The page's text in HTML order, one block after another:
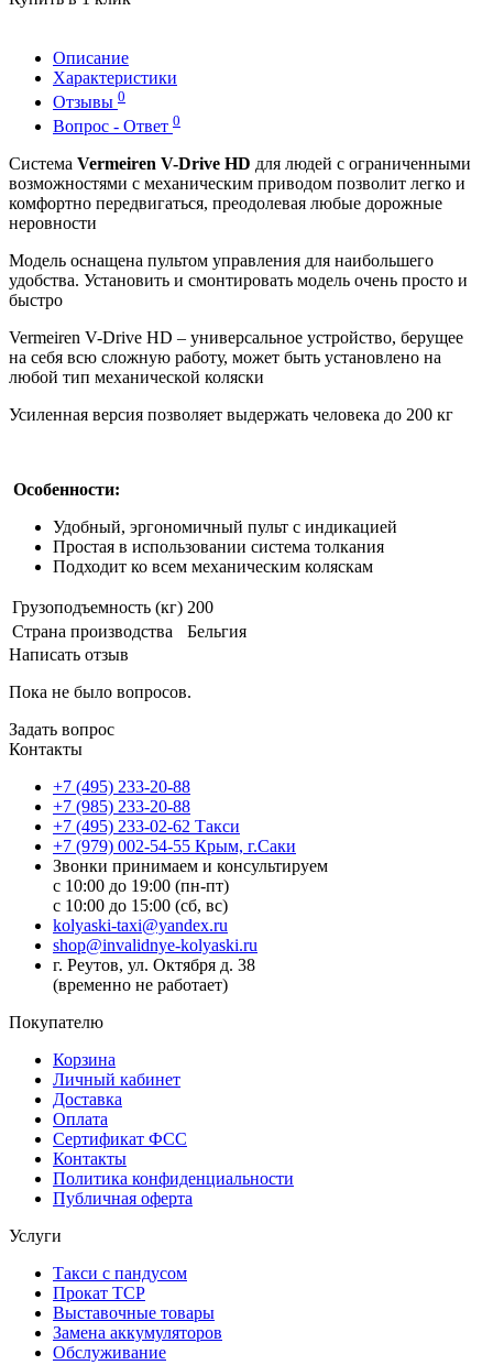
Описание
Характеристики
Отзывы 0
Вопрос - Ответ 0
Система Vermeiren V-Drive HD для людей с ограниченными
возможностями с механическим приводом позволит легко и
комфортно передвигаться, преодолевая любые дорожные
неровности
Модель оснащена пультом управления для наибольшего
удобства. Установить и смонтировать модель очень просто и
быстро
Vermeiren V-Drive HD – универсальное устройство, берущее
на себя всю сложную работу, может быть установлено на
любой тип механической коляски
Усиленная версия позволяет выдержать человека до 200 кг
Особенности:
Удобный, эргономичный пульт с индикацией
Простая в использовании система толкания
Подходит ко всем механическим коляскам
Грузоподъемность (кг) 200
Страна производства
Бельгия
Написать отзыв
Пока не было вопросов.
Задать вопрос
Контакты
+7 (495) 233-20-88
+7 (985) 233-20-88
+7 (495) 233-02-62 Такси
+7 (979) 002-54-55 Крым, г.Саки
Звонки принимаем и консультируем
с 10:00 до 19:00 (пн-пт)
с 10:00 до 15:00 (сб, вс)
kolyaski-taxi@yandex.ru
shop@invalidnye-kolyaski.ru
г. Реутов, ул. Октября д. 38
(временно не работает)
Покупателю
Корзина
Личный кабинет
Доставка
Оплата
Сертификат ФСС
Контакты
Политика конфиденциальности
Публичная оферта
Услуги
Такси с пандусом
Прокат ТСР
Выставочные товары
Замена аккумуляторов
Обслуживание